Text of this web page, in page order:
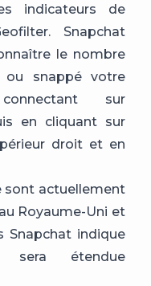
indicateurs de
Snapchat
le nombre
snappé votre
sur
en cliquant sur
droit et en
sont actuellement
Royaume-Uni et
Snapchat indique
sera étendue